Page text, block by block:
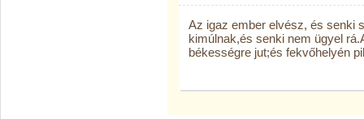
Az igaz ember elvész, és senki
kimúlnak,és senki nem ügyel
békességre jut;és fekvőhelyén